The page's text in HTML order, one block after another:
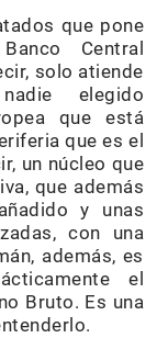
que pone
Central
solo atiende
elegido
que está
que es el
un núcleo que
que además
y unas
con una
además, es
el
Bruto. Es una